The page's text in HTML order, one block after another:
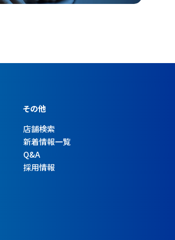
その他
店舗検索
新着情報一覧
Q&A
採用情報